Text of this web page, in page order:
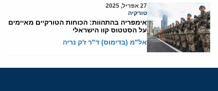
27 אפריל, 2025
טורקיה
אימפריה בהתהוות: הכוחות הטורקיים מאיימים
על הסטטוס קוו הישראלי
אל"מ (בדימוס) ד"ר ז'ק נריה